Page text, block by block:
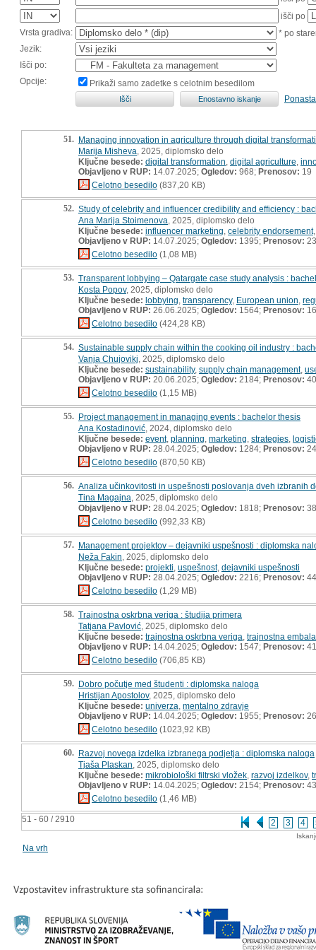
išči po
Vrsta gradiva:
* po
Jezik:
Išči po:
Opcije:
Prikaži samo zadetke s celotnim besedilom
51 - 60 / 2910 2 3 4
51. Managing innovation in agriculture through digital
Marija Misheva , 2025, diplomsko delo
Ključne besede: digital transformation digital agriculture
Objavljeno v RUP: 14.07.2025; Ogledov: 968; Prenosov: 19
Celotno besedilo (837,20 KB)
52. Study of celebrity and influencer credibility and efficiency :
Ana Marija Stoimenova , 2025, diplomsko delo
Ključne besede: influencer marketing celebrity endorsement
Objavljeno v RUP: 14.07.2025; Ogledov: 1395; Prenosov: 23
Celotno besedilo (1,08 MB)
53. Transparent lobbying – Qatargate case study analysis :
Kosta Popov, 2025, diplomsko delo
Ključne besede: lobbying transparency, European union
Objavljeno v RUP: 26.06.2025; Ogledov: 1564; Prenosov: 16
Celotno besedilo (424,28 KB)
54. Sustainable supply chain within the cooking oil industry :
Vanja Chujovikj , 2025, diplomsko delo
Ključne besede: sustainability, supply chain management,
Objavljeno v RUP: 20.06.2025; Ogledov: 2184; Prenosov: 40
Celotno besedilo (1,15 MB)
55. Project management in managing events : bachelor thesis
Ana Kostadinović , 2024, diplomsko delo
Ključne besede: event, planning marketing strategies
Objavljeno v RUP: 28.04.2025; Ogledov: 1284; Prenosov: 24
Celotno besedilo (870,50 KB)
56. Analiza učinkovitosti in uspešnosti poslovanja dveh izbranih
Tina Magajna , 2025, diplomsko delo
Objavljeno v RUP: 28.04.2025; Ogledov: 1818; Prenosov: 38
Celotno besedilo (992,33 KB)
57. Management projektov – dejavniki uspešnosti : diplomska
Neža Fakin , 2025, diplomsko delo
Ključne besede: projekti uspešnost, dejavniki uspešnosti
Objavljeno v RUP: 28.04.2025; Ogledov: 2216; Prenosov: 44
Celotno besedilo (1,29 MB)
58. Trajnostna oskrbna veriga : študija primera
Tatjana Pavlović , 2025, diplomsko delo
Ključne besede: trajnostna oskrbna veriga trajnostna
Objavljeno v RUP: 14.04.2025; Ogledov: 1547; Prenosov: 41
Celotno besedilo (706,85 KB)
59. Dobro počutje med študenti : diplomska naloga
Hristijan Apostolov, 2025, diplomsko delo
Ključne besede: univerza mentalno zdravje
Objavljeno v RUP: 14.04.2025; Ogledov: 1955; Prenosov: 26
Celotno besedilo (1023,92 KB)
60. Razvoj novega izdelka izbranega podjetja : diplomska naloga
Tjaša Plaskan , 2025, diplomsko delo
Ključne besede: mikrobiološki filtrski vložek razvoj izdelkov,
Objavljeno v RUP: 14.04.2025; Ogledov: 2154; Prenosov: 43
Celotno besedilo (1,46 MB)
Na vrh